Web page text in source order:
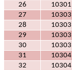
26
10301
27
10303
28
10303
29
10303
30
10303
31
10304
32
10304